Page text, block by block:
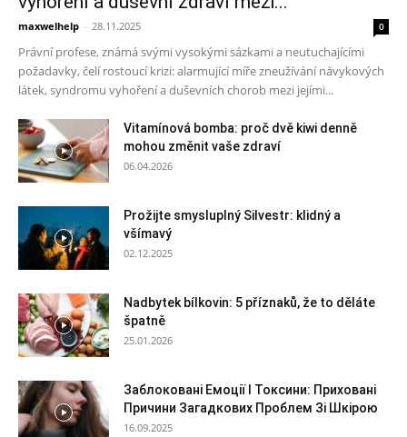
maxwelhelp - 28.11.2025 0
Právní profese, známá svými vysokými sázkami a neutuchajícími
požadavky, čelí rostoucí krizi: alarmující míře zneužívání návykových
látek, syndromu vyhoření a duševních chorob mezi jejími...
Vitamínová bomba: proč dvě kiwi denně
mohou změnit vaše zdraví
06.04.2026
Prožijte smysluplný Silvestr: klidný a
všímavý
02.12.2025
Nadbytek bílkovin: 5 příznaků, že to děláte
špatně
25.01.2026
Заблоковані Емоції І Токсини: Приховані
Причини Загадкових Проблем Зі Шкірою
16.09.2025